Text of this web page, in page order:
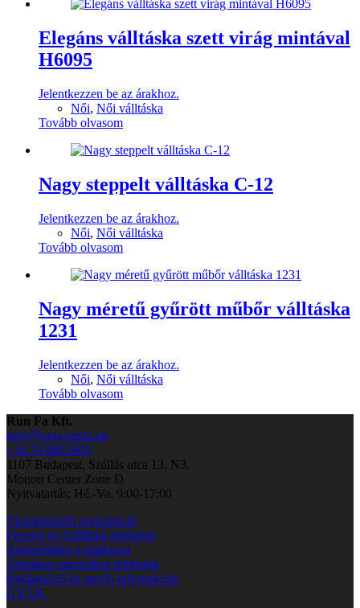
Elegáns válltáska szett virág mintával
H6095
Jelentkezzen be az árakhoz.
Női, Női válltáska
Tovább olvasom
Nagy steppelt válltáska C-12
Jelentkezzen be az árakhoz.
Női, Női válltáska
Tovább olvasom
Nagy méretű gyűrött műbőr válltáska
1231
Jelentkezzen be az árakhoz.
Női, Női válltáska
Tovább olvasom
Run Fa Kft.
info@bags-runfa.eu
+36 70 8855905
1107 Budapest, Szállás utca 13. N3.
Monori Center Zone D
Nyitvatartás: Hé.-Va. 9:00-17:00
Viszonteladói regisztráció
Fizetési és Szállítási feltételek
Adatvédelmi nyilatkozat
Általános szerződési feltételek
Reklamáció és egyéb információk
GY.I.K.